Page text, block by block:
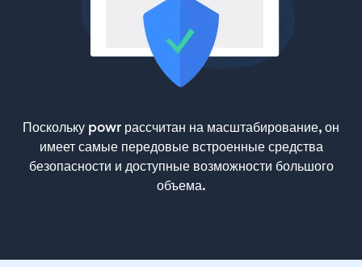
Поскольку powr рассчитан на масштабирование, он
имеет самые передовые встроенные средства
безопасности и доступные возможности большого
объема.